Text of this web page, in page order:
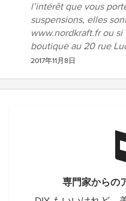
l’intérêt que vous
suspensions, elles
www.nordkraft.fr ou si
boutique au 20 rue
2017年11月8日
専門家からの